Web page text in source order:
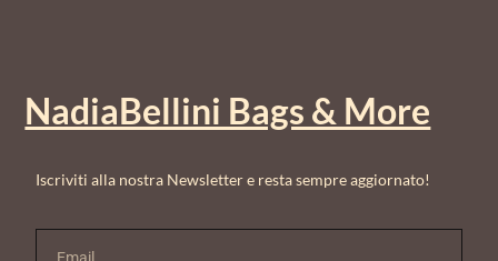
NadiaBellini Bags & More
Iscriviti alla nostra Newsletter e resta sempre aggiornato!